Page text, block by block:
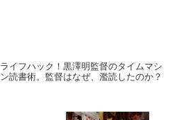
ライフハック！黒澤明監督のタイムマシ
ン読書術。監督はなぜ、濫読したのか？